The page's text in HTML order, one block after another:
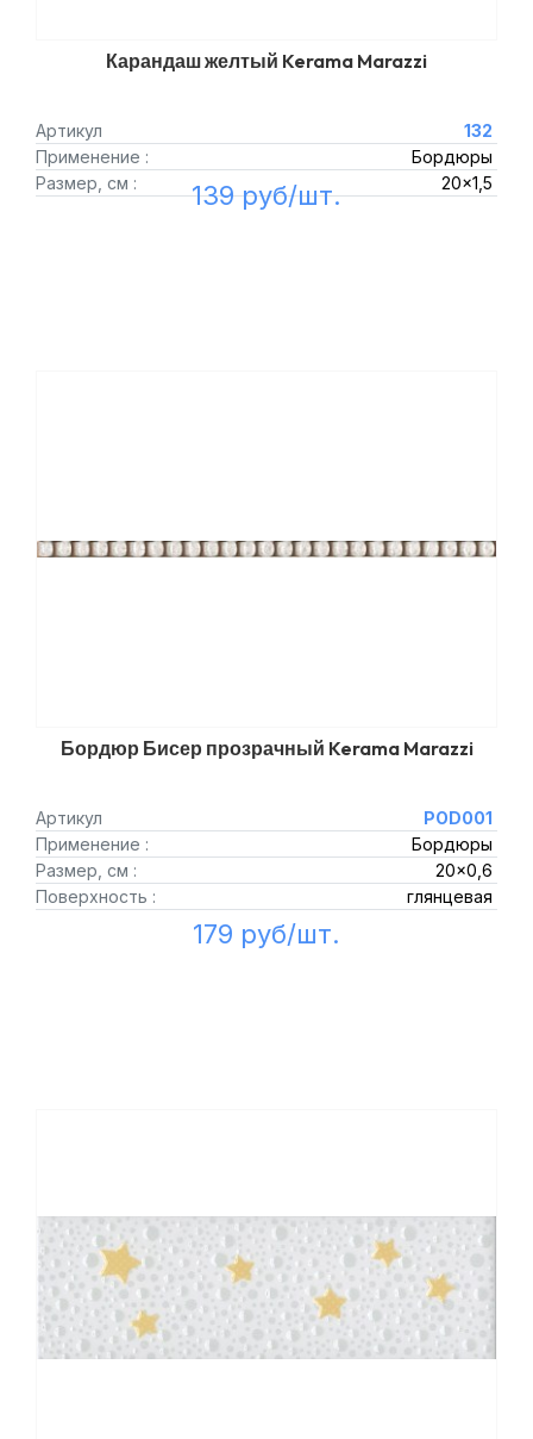
Карандаш желтый Kerama Marazzi
Артикул
132
Применение :
Бордюры
Размер, см :
20x1,5
139 руб/шт.
Бордюр Бисер прозрачный Kerama Marazzi
Артикул
POD001
Применение :
Бордюры
Размер, см :
20x0,6
Поверхность :
глянцевая
179 руб/шт.